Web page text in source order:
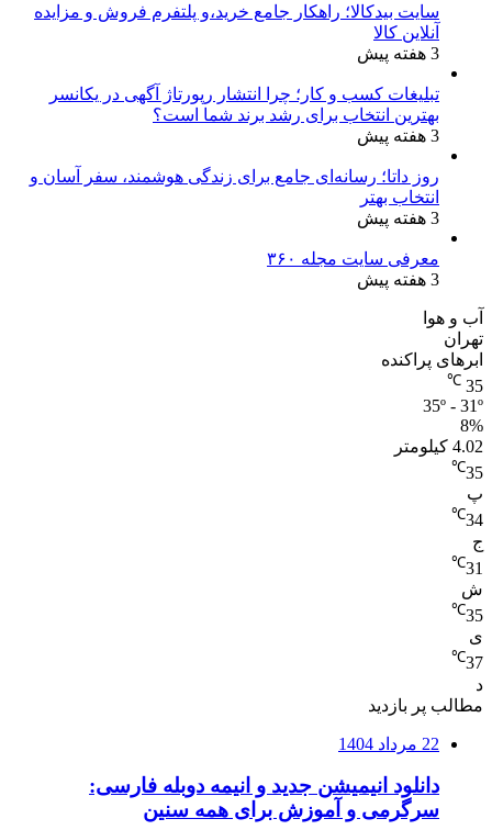
سایت بیدکالا؛ راهکار جامع خرید،و پلتفرم فروش و مزایده
آنلاین کالا
3 هفته پیش
تبلیغات کسب و کار؛ چرا انتشار رپورتاژ آگهی در یکانسر
بهترین انتخاب برای رشد برند شما است؟
3 هفته پیش
روز داتا؛ رسانه‌ای جامع برای زندگی هوشمند، سفر آسان و
انتخاب بهتر
3 هفته پیش
معرفی سایت مجله ۳۶۰
3 هفته پیش
آب و هوا
تهران
ابرهای پراکنده
35
℃
35º - 31º
8%
4.02 کیلومتر
35
℃
پ
34
℃
ج
31
℃
ش
35
℃
ی
37
℃
د
مطالب پر بازدید
22 مرداد 1404
دانلود انیمیشن جدید و انیمه دوبله فارسی:
سرگرمی و آموزش برای همه سنین